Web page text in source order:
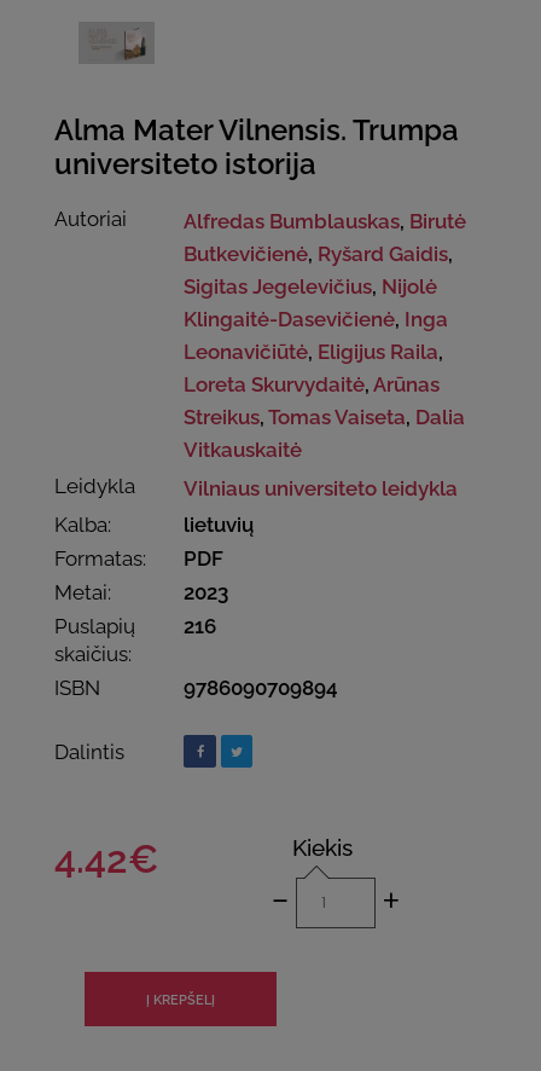
Alma Mater Vilnensis. Trumpa
universiteto istorija
Autoriai Alfredas Bumblauskas, Birutė
Butkevičienė, Ryšard Gaidis,
Sigitas Jegelevičius, Nijolė
Klingaitė-Dasevičienė, Inga
Leonavičiūtė, Eligijus Raila,
Loreta Skurvydaitė,Arūnas
Streikus,Tomas Vaiseta, Dalia
Vitkauskaitė
Leidykla
Vilniaus universiteto leidykla
Kalba:
lietuvių
Formatas:
PDF
Metai:
2023
Puslapių
skaičius:
216
ISBN 9786090709894
Dalintis
4.42€ Kiekis
- +